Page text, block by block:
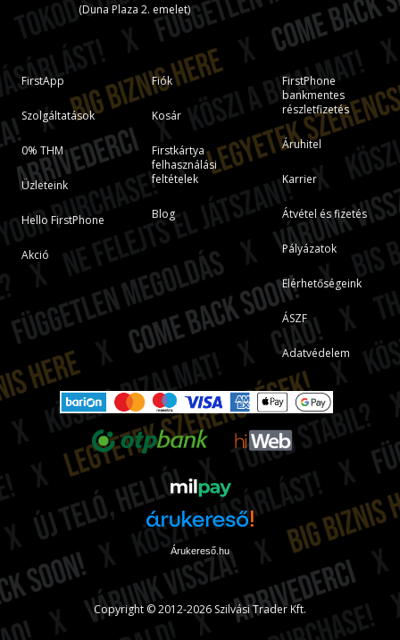
FirstApp
Szolgáltatások
0% THM
Üzleteink
Hello FirstPhone
Akció
Fiók
Kosár
Firstkártya
felhasználási
feltételek
Blog
FirstPhone
bankmentes
részletfizetés
Áruhitel
Karrier
Átvétel és fizetés
Pályázatok
Elérhetőségeink
ÁSZF
Adatvédelem
(Duna Plaza 2. emelet)
Árukereső.hu
Copyright © 2012-2026 Szilvási Trader Kft.